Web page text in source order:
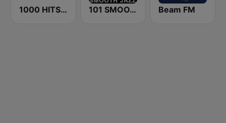
1000 HITS Love 101 SMOOTH JAZZ Beam FM